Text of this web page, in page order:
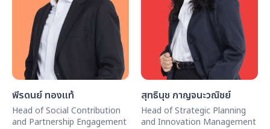
พีรดนย์ ทองแท้
Head of Social Contribution
and Partnership Engagement
สุทธินุช กาญจนะวณิชย์
Head of Strategic Planning
and Innovation Management